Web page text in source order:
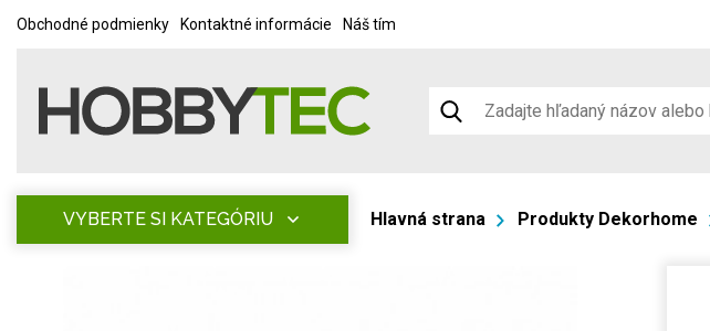
Obchodné podmienky Kontaktné informácie Náš tím
VYBERTE SI KATEGÓRIU Hlavná strana Produkty Dekorhome